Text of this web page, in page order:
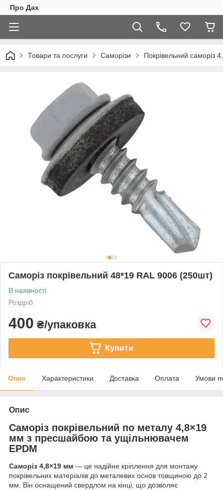
Про Дах
Товари та послуги Саморізи Покрівельний саморіз
Саморіз покрівельний 48*19 RAL 9006 (250шт)
В наявності
Роздріб
400 ₴/упаковка
Купити
Опис Характеристики Доставка Оплата Умови
Опис
Саморіз покрівельний по металу 4,8×19
мм з пресшайбою та ущільнювачем
EPDM
Саморіз 4,8×19 мм — це надійне кріплення для монтажу
покрівельних матеріалів до металевих основ товщиною до 2
мм. Він оснащений свердлом на кінці, що дозволяє